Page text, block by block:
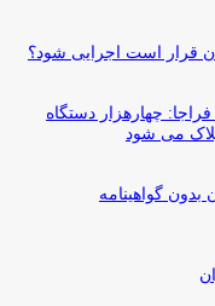
قرار است اجرایی شود؟
چهارهزار دستگاه
می شود
گواهینامه